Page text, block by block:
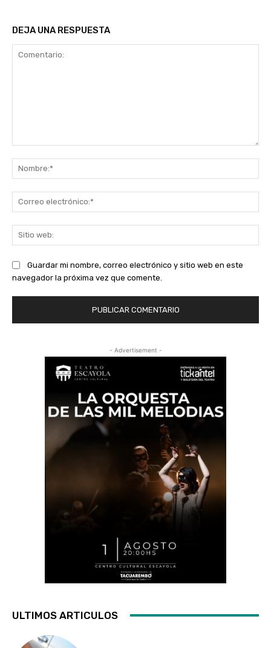
DEJA UNA RESPUESTA
Guardar mi nombre, correo electrónico y sitio web en este
navegador la próxima vez que comente.
- Advertisement -
ULTIMOS ARTICULOS